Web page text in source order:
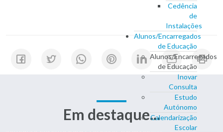
Cedência
de
Instalações
Alunos/Encarregados
de Educação
Alunos/Encarregados
de Educação
Inovar
Consulta
Estudo
Autónomo
Calendarização
Escolar
Em destaque...